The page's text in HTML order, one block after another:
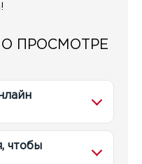
ПРОСМОТРЕ
чтобы